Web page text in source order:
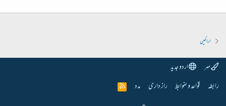
اراکین
مہر
اردو جدید
رابطہ قواعد و ضوابط راز داری مدد
R
S